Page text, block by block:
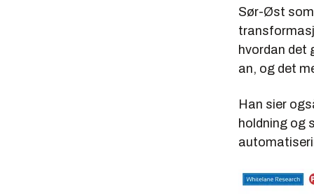
Sør-Øst
hvordan det
an, og det
Han sier
holdning og